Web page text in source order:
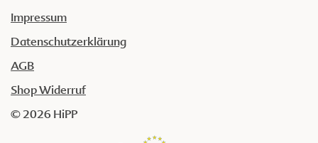
Impressum
Datenschutzerklärung
AGB
Shop Widerruf
© 2026 HiPP